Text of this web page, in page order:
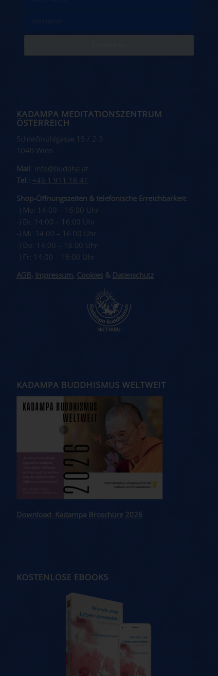
KADAMPA MEDITATIONSZENTRUM
ÖSTERREICH
Schleifmühlgasse 15 / 2-3
1040 Wien
Mail: info@buddha.at
Tel.: +43 1 911 18 41
Shop-Öffnungszeiten & telefonische Erreichbarkeit:
-) Mo: 14:00 – 16:00 Uhr
-) Di: 14:00 – 16:00 Uhr
-) Mi: 14:00 – 16:00 Uhr
-) Do: 14:00 – 16:00 Uhr
-) Fr: 14:00 – 16:00 Uhr
AGB , Impressum, Cookies& Datenschutz
KADAMPA BUDDHISMUS WELTWEIT
Download: Kadampa Broschüre 2026
KOSTENLOSE EBOOKS